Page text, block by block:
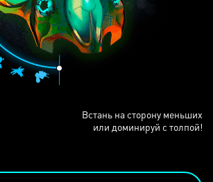
Встань на сторону меньших
или доминируй с толпой!